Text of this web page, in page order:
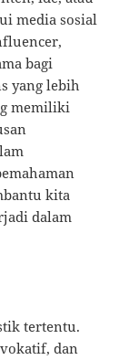
media sosial
bagi
yang lebih
memiliki
kita
dalam
tertentu.
dan